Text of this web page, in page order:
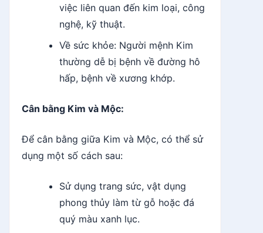
việc liên quan đến kim loại, công
nghệ, kỹ thuật.
Về sức khỏe: Người mệnh Kim
thường dễ bị bệnh về đường hô
hấp, bệnh về xương khớp.
Cân bằng Kim và Mộc:
Để cân bằng giữa Kim và Mộc, có thể sử
dụng một số cách sau:
Sử dụng trang sức, vật dụng
phong thủy làm từ gỗ hoặc đá
quý màu xanh lục.